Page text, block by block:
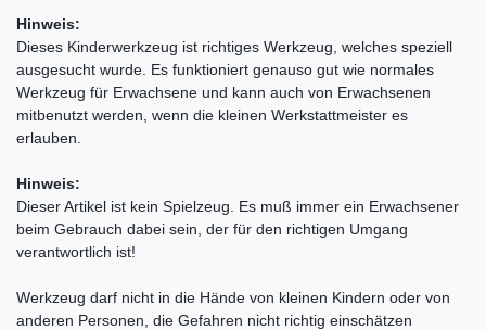
Hinweis:
Dieses Kinderwerkzeug ist richtiges Werkzeug, welches speziell
ausgesucht wurde. Es funktioniert genauso gut wie normales
Werkzeug für Erwachsene und kann auch von Erwachsenen
mitbenutzt werden, wenn die kleinen Werkstattmeister es
erlauben.
Hinweis:
Dieser Artikel ist kein Spielzeug. Es muß immer ein Erwachsener
beim Gebrauch dabei sein, der für den richtigen Umgang
verantwortlich ist!
Werkzeug darf nicht in die Hände von kleinen Kindern oder von
anderen Personen, die Gefahren nicht richtig einschätzen